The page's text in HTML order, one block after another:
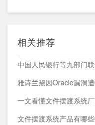
相关推荐
雅诗兰黛因Oracle漏洞